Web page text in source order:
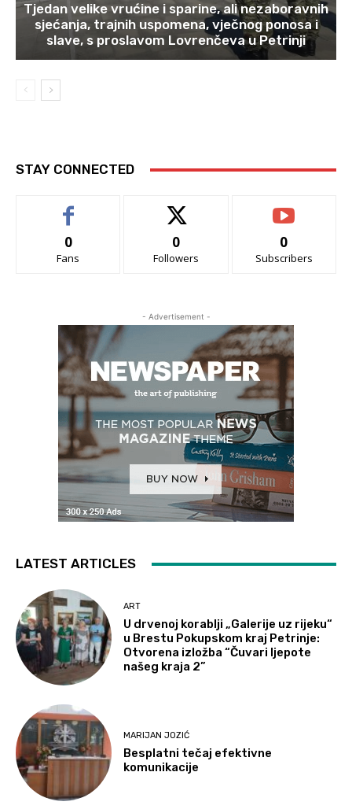
Tjedan velike vrućine i sparine, ali nezaboravnih
sjećanja, trajnih uspomena, vječnog ponosa i
slave, s proslavom Lovrenčeva u Petrinji
STAY CONNECTED
0
Fans
0
Followers
0
Subscribers
- Advertisement -
LATEST ARTICLES
ART
U drvenoj korablji „Galerije uz rijeku“
u Brestu Pokupskom kraj Petrinje:
Otvorena izložba “Čuvari ljepote
našeg kraja 2”
MARIJAN JOZIĆ
Besplatni tečaj efektivne
komunikacije